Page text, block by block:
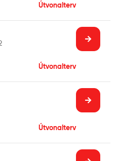
Útvonalterv
Útvonalterv
Útvonalterv